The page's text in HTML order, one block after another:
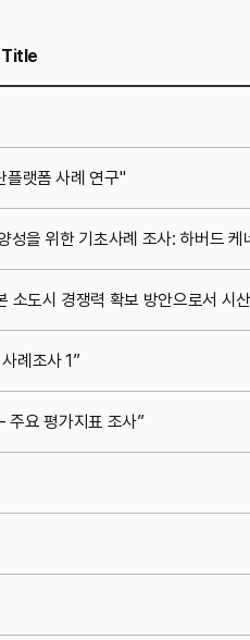
Title
랫폼 사례 연구"
을 위한 기초사례 조사: 하버드 케
도시 경쟁력 확보 방안으로서 시
례조사 1”
주요 평가지표 조사”